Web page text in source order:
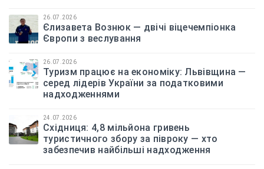
26.07.2026
Єлизавета Вознюк — двічі віцечемпіонка
Європи з веслування
26.07.2026
Туризм працює на економіку: Львівщина —
серед лідерів України за податковими
надходженнями
24.07.2026
Східниця: 4,8 мільйона гривень
туристичного збору за півроку — хто
забезпечив найбільші надходження